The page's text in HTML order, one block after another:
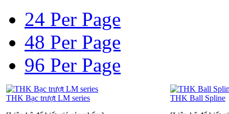
24 Per Page
48 Per Page
96 Per Page
THK Bạc trượt LM series
THK Ball Spline